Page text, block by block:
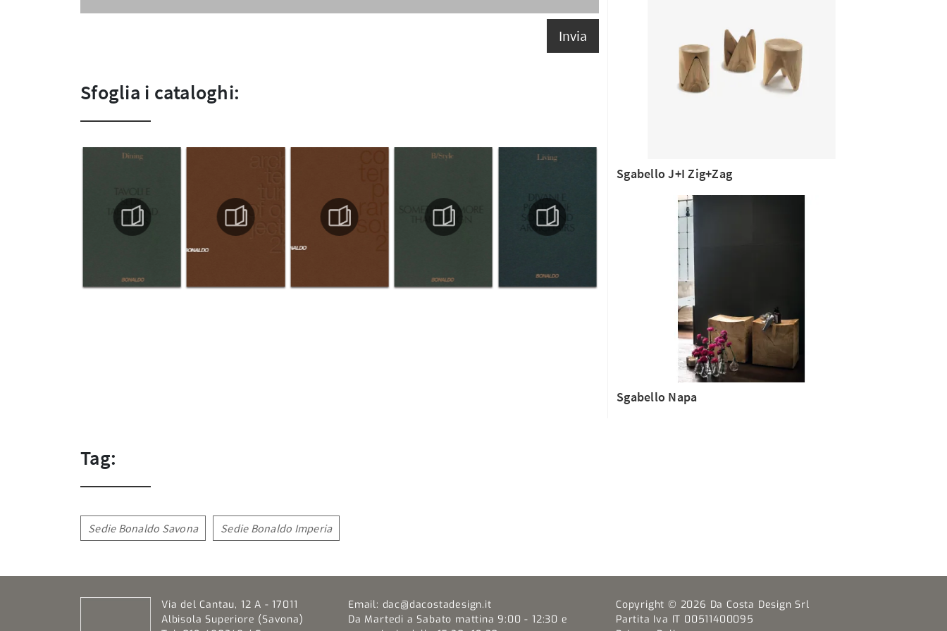
Invia
Sfoglia i cataloghi:
Sgabello J+I Zig+Zag
Sgabello Napa
Tag:
Sedie Bonaldo Savona Sedie Bonaldo Imperia
Via del Cantau, 12 A - 17011
Albisola Superiore (Savona)
Email: dac@dacostadesign.it
Da Martedi a Sabato mattina 9:00 - 12:30 e
Copyright © 2026 Da Costa Design Srl
Partita Iva IT 00511400095